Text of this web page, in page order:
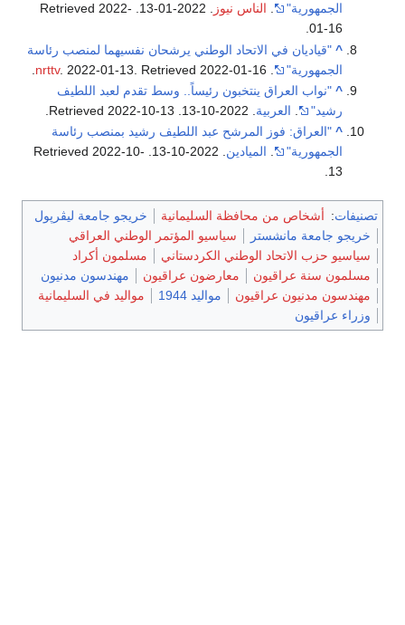
الجمهورية"
. الناس نيوز . 2022-01-13
. Retrieved
2022-
01-16
.
^ "قياديان في الاتحاد الوطني يرشحان نفسيهما لمنصب رئاسة
الجمهورية"
nrttv. 2022-01-13 . Retrieved 2022-01-16
^ "نواب العراق ينتخبون رئيساً.. وسط تقدم لعبد اللطيف
رشيد"
العربية 2022-10-13
^ "العراق: فوز المرشح عبد اللطيف رشيد بمنصب رئاسة
الجمهورية"
. الميادين. 2022-10-13
. Retrieved
2022-10-
13
.
تصنيفات: أشخاص من محافظة السليمانية
خريجو جامعة ليڤرپول
خريجو جامعة مانشستر
سياسيو المؤتمر الوطني العراقي
سياسيو حزب الاتحاد الوطني الكردستاني
مسلمون أكراد
مسلمون سنة عراقيون
معارضون عراقيون
مهندسون مدنيون
مهندسون مدنيون عراقيون
مواليد 1944
مواليد في السليمانية
وزراء عراقيون